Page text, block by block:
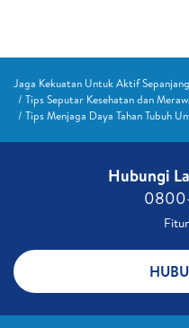
Jaga Kekuatan Untuk Aktif
Tips Seputar Kesehatan dan
Tips Menjaga Daya Tahan Tubuh
Hubungi